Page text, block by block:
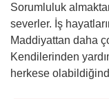
Sorumluluk
severler. İş
Maddiyattan daha
Kendilerinden
herkese